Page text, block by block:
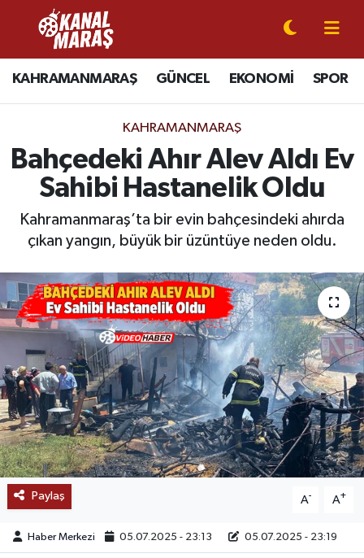
KAHRAMANMARAŞ GÜNCEL EKONOMİ SPOR
KAHRAMANMARAŞ
Bahçedeki Ahır Alev Aldı Ev
Sahibi Hastanelik Oldu
Kahramanmaraş’ta bir evin bahçesindeki ahırda
çıkan yangın, büyük bir üzüntüye neden oldu.
Paylaş A- A+
Haber Merkezi 05.07.2025 - 23:13 05.07.2025 - 23:19
CANLI YAYIN
KAHRAMANMARAŞ
SPOR
SİYASET
GÜNDEM
MAGAZİN
SAĞLIK
EĞİTİM
BÖLGE
Kahramanmaraş Nöbetçi Eczaneler
Kahramanmaraş Hava Durumu
Kahramanmaraş Namaz Vakitleri
Kahramanmaraş Trafik Yoğunluk Haritası
Süper Lig Puan Durumu ve Fikstür
Son Dakika Haberleri
Haber Arşivi